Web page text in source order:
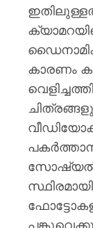
കാരണം
സോഷ്യൽ